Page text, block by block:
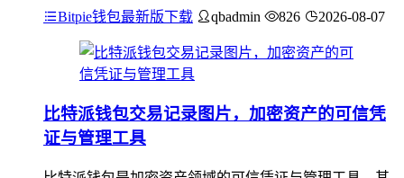
Bitpie钱包最新版下载 qbadmin 826 2026-08-07
比特派钱包交易记录图片，加密资产的可信凭
证与管理工具